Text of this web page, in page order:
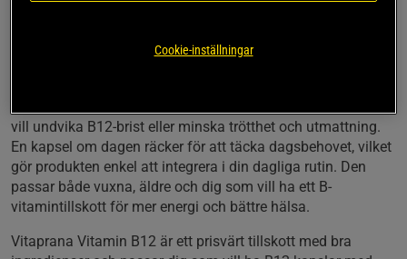
genomtänkt val för en hälsosam livsstil.
vill undvika B12-brist eller minska trötthet och utmattning.
En kapsel om dagen räcker för att täcka dagsbehovet, vilket
gör produkten enkel att integrera i din dagliga rutin. Den
passar både vuxna, äldre och dig som vill ha ett B-
vitamintillskott för mer energi och bättre hälsa.
Vitaprana Vitamin B12 är ett prisvärt tillskott med bra
Cookie-inställningar